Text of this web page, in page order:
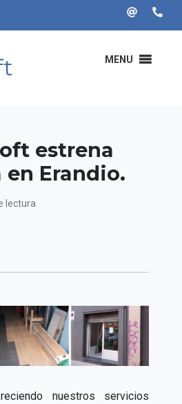
MENU
estrena
Erandio.
lectura
nuestros servicios